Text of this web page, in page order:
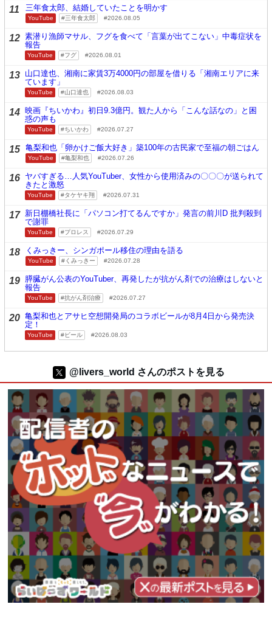
11 三年食太郎、結婚していたことを明かす
YouTube 三年食太郎 2026.08.05
12 素潜り漁師マサル、フグを食べて「言葉が出てこない」中毒症状を
報告
YouTube フグ 2026.08.01
13 山口達也、湘南に家賃3万4000円の部屋を借りる「湘南エリアに来
ています」
YouTube 山口達也 2026.08.03
14 映画『ちいかわ』初日9.3億円。観た人から「こんな話なの」と困
惑の声も
YouTube ちいかわ 2026.07.27
15 亀梨和也「卵かけご飯大好き」築100年の古民家で至福の朝ごはん
YouTube 亀梨和也 2026.07.26
16 ヤバすぎる…人気YouTuber、女性から使用済みの〇〇〇が送られて
きたと激怒
YouTube タケヤキ翔 2026.07.31
17 新日棚橋社長に「パソコン打てるんですか」発言の前川D 批判殺到
で謝罪
YouTube プロレス 2026.07.29
18 くみっきー、シンガポール移住の理由を語る
YouTube くみっきー 2026.07.28
19 膵臓がん公表のYouTuber、再発したが抗がん剤での治療はしないと
報告
YouTube 抗がん剤治療 2026.07.27
20 亀梨和也とアサヒ空想開発局のコラボビールが8月4日から発売決
定！
YouTube ビール 2026.08.03
@livers_world さんのポストを見る